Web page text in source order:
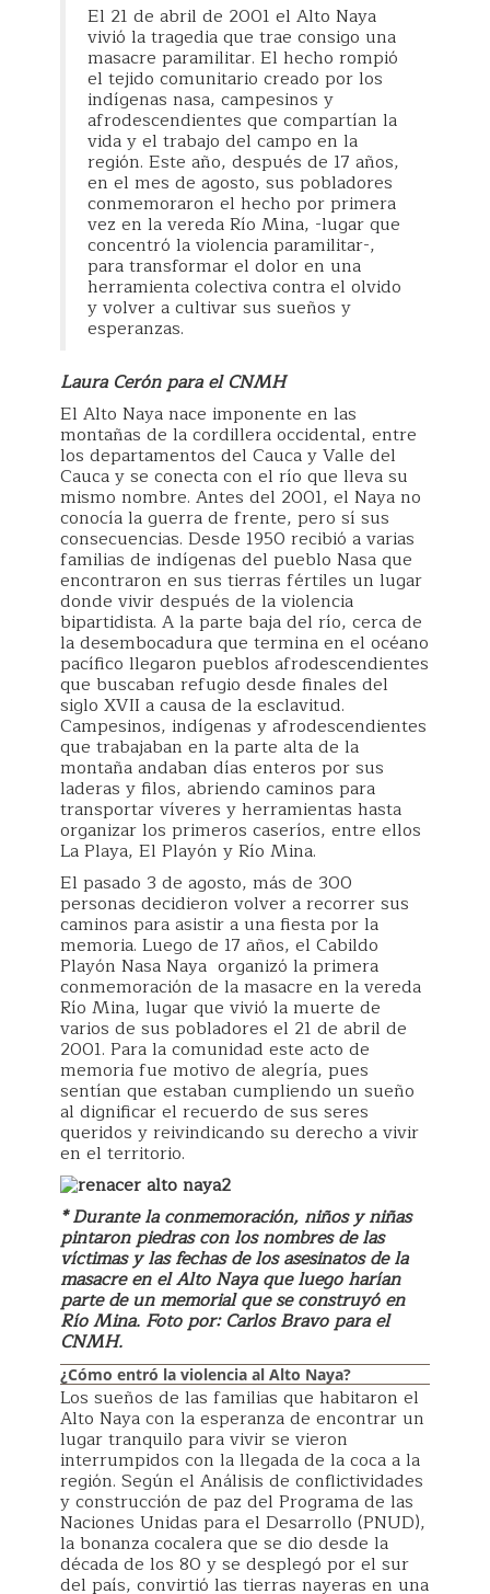
El 21 de abril de 2001 el Alto Naya
vivió la tragedia que trae consigo una
masacre paramilitar. El hecho rompió
el tejido comunitario creado por los
indígenas nasa, campesinos y
afrodescendientes que compartían la
vida y el trabajo del campo en la
región. Este año, después de 17 años,
en el mes de agosto, sus pobladores
conmemoraron el hecho por primera
vez en la vereda Río Mina, -lugar que
concentró la violencia paramilitar-,
para transformar el dolor en una
herramienta colectiva contra el olvido
y volver a cultivar sus sueños y
esperanzas.
Laura Cerón para el CNMH
El Alto Naya nace imponente en las
montañas de la cordillera occidental, entre
los departamentos del Cauca y Valle del
Cauca y se conecta con el río que lleva su
mismo nombre. Antes del 2001, el Naya no
conocía la guerra de frente, pero sí sus
consecuencias. Desde 1950 recibió a varias
familias de indígenas del pueblo Nasa que
encontraron en sus tierras fértiles un lugar
donde vivir después de la violencia
bipartidista. A la parte baja del río, cerca de
la desembocadura que termina en el océano
pacífico llegaron pueblos afrodescendientes
que buscaban refugio desde finales del
siglo XVII a causa de la esclavitud.
Campesinos, indígenas y afrodescendientes
que trabajaban en la parte alta de la
montaña andaban días enteros por sus
laderas y filos, abriendo caminos para
transportar víveres y herramientas hasta
organizar los primeros caseríos, entre ellos
La Playa, El Playón y Río Mina.
El pasado 3 de agosto, más de 300
personas decidieron volver a recorrer sus
caminos para asistir a una fiesta por la
memoria. Luego de 17 años, el Cabildo
Playón Nasa Naya organizó la primera
conmemoración de la masacre en la vereda
Río Mina, lugar que vivió la muerte de
varios de sus pobladores el 21 de abril de
2001. Para la comunidad este acto de
memoria fue motivo de alegría, pues
sentían que estaban cumpliendo un sueño
al dignificar el recuerdo de sus seres
queridos y reivindicando su derecho a vivir
en el territorio.
* Durante la conmemoración, niños y niñas
pintaron piedras con los nombres de las
víctimas y las fechas de los asesinatos de la
masacre en el Alto Naya que luego harían
parte de un memorial que se construyó en
Río Mina. Foto por: Carlos Bravo para el
CNMH.
¿Cómo entró la violencia al Alto Naya?
Los sueños de las familias que habitaron el
Alto Naya con la esperanza de encontrar un
lugar tranquilo para vivir se vieron
interrumpidos con la llegada de la coca a la
región. Según el Análisis de conflictividades
y construcción de paz del Programa de las
Naciones Unidas para el Desarrollo (PNUD),
la bonanza cocalera que se dio desde la
década de los 80 y se desplegó por el sur
del país, convirtió las tierras nayeras en una